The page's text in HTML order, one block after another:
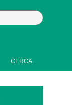
CERCA